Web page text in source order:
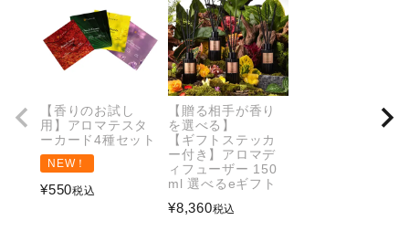
【香りのお試し
用】アロマテスタ
ーカード4種セット
NEW！
¥550税込
【贈る相手が香り
を選べる】
【ギフトステッカ
ー付き】アロマデ
ィフューザー 150
ml 選べるeギフト
¥8,360税込